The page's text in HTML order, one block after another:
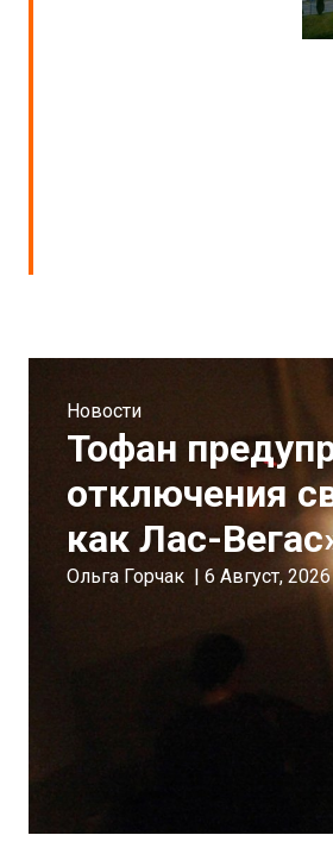
Новости
Тофан
отключения
как Лас-
Ольга Горчак 6 Август, 2026